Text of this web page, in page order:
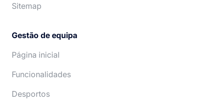
Sitemap
Gestão de equipa
Página inicial
Funcionalidades
Desportos